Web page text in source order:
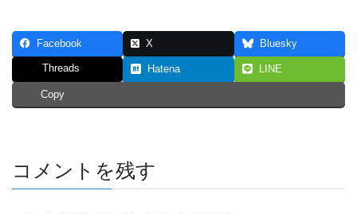
Facebook X Bluesky
Threads Hatena LINE
Copy
コメントを残す